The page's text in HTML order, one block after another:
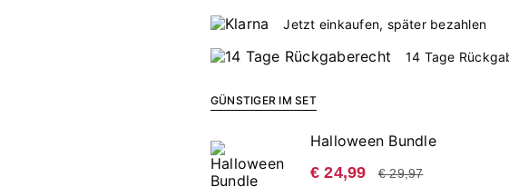
Jetzt einkaufen, später bezahlen
14 Tage
GÜNSTIGER IM SET
Halloween Bundle
€ 24,99
€ 29,97